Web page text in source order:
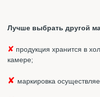
Лучше выбрать другой
✘ продукция хранится в
камере;
✘ маркировка